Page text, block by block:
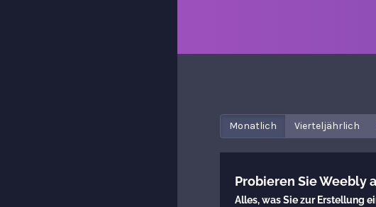
Monatlich Vierteljährlich
Probieren Sie Weebly
Alles, was Sie zur Erstellung